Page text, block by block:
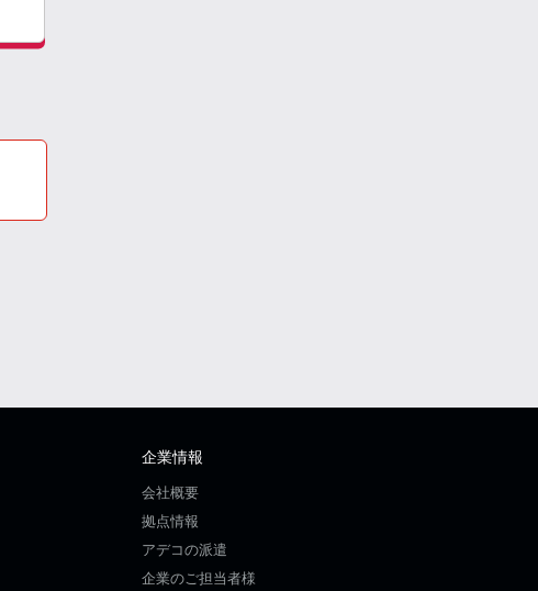
企業情報
会社概要
拠点情報
アデコの派遣
企業のご担当者様